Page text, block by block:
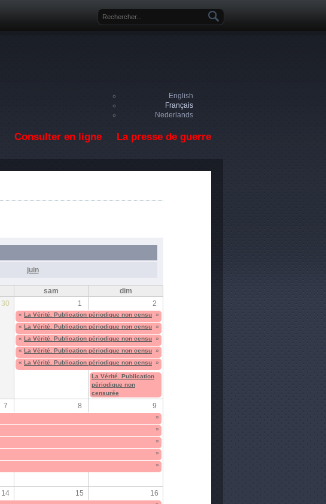
Formulaire de recherche
English
Français
Nederlands
Consulter en ligne La presse de guerre
juin
sam
dim
30 1 2
« La Vérité. Publication périodique non censurée
»
« La Vérité. Publication périodique non censurée
»
« La Vérité. Publication périodique non censurée
»
« La Vérité. Publication périodique non censurée
»
« La Vérité. Publication périodique non censurée
»
La Vérité. Publication
périodique non
censurée
7 8 9
»
»
»
»
»
14 15 16